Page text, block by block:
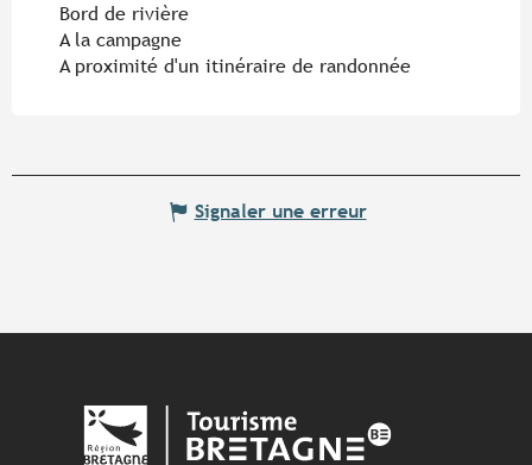
Bord de rivière
A la campagne
A proximité d'un itinéraire de randonnée
Signaler une erreur